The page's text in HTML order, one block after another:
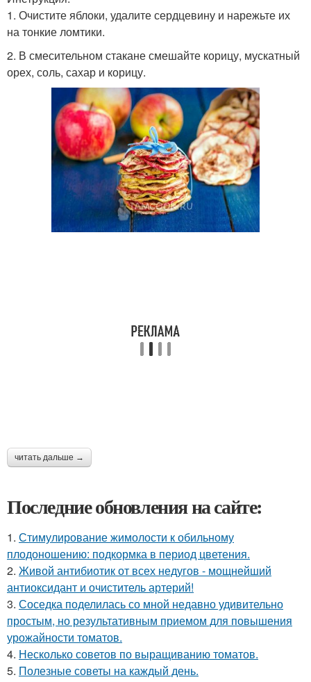
1. Очистите яблоки, удалите сердцевину и нарежьте их
на тонкие ломтики.
2. В смесительном стакане смешайте корицу, мускатный
орех, соль, сахар и корицу.
читать дальше →
Последние обновления на сайте:
1. Стимулирование жимолости к обильному
плодоношению: подкормка в период цветения.
2. Живой антибиотик от всех недугов - мощнейший
антиоксидант и очиститель артерий!
3. Соседка поделилась со мной недавно удивительно
простым, но результативным приемом для повышения
урожайности томатов.
4. Несколько советов по выращиванию томатов.
5. Полезные советы на каждый день.